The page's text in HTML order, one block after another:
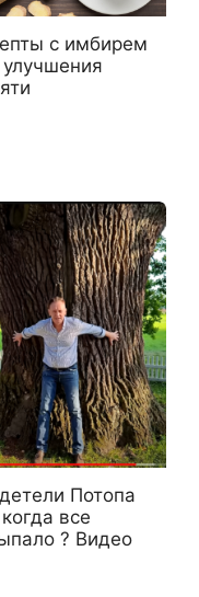
с имбирем
Потопа
все
? Видео